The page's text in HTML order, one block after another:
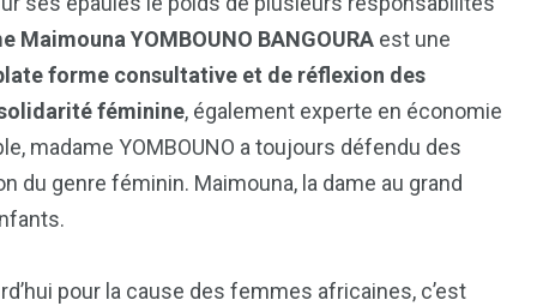
Maimouna YOMBOUNO BANGOURA est une
forme consultative et de réflexion des
féminine, également experte en économie
madame YOMBOUNO a toujours défendu des
du genre féminin. Maimouna, la dame au grand
pour la cause des femmes africaines, c’est